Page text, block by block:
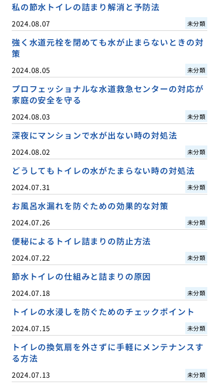
私の節水トイレの詰まり解消と予防法
2024.08.07 未分類
強く水道元栓を閉めても水が止まらないときの対
策
2024.08.05 未分類
プロフェッショナルな水道救急センターの対応が
家庭の安全を守る
2024.08.03 未分類
深夜にマンションで水が出ない時の対処法
2024.08.02 未分類
どうしてもトイレの水がたまらない時の対処法
2024.07.31 未分類
お風呂水漏れを防ぐための効果的な対策
2024.07.26 未分類
便秘によるトイレ詰まりの防止方法
2024.07.22 未分類
節水トイレの仕組みと詰まりの原因
2024.07.18 未分類
トイレの水浸しを防ぐためのチェックポイント
2024.07.15 未分類
トイレの換気扇を外さずに手軽にメンテナンスす
る方法
2024.07.13 未分類